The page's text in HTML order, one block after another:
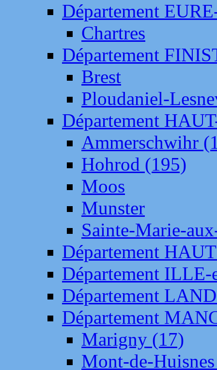
Département
Chartres
Département
Brest
Ploudaniel-
Département
Ammerschwihr
Hohrod (195)
Moos
Munster
Sainte-Marie-
Département
Département
Département
Département
Marigny (17)
Mont-de-